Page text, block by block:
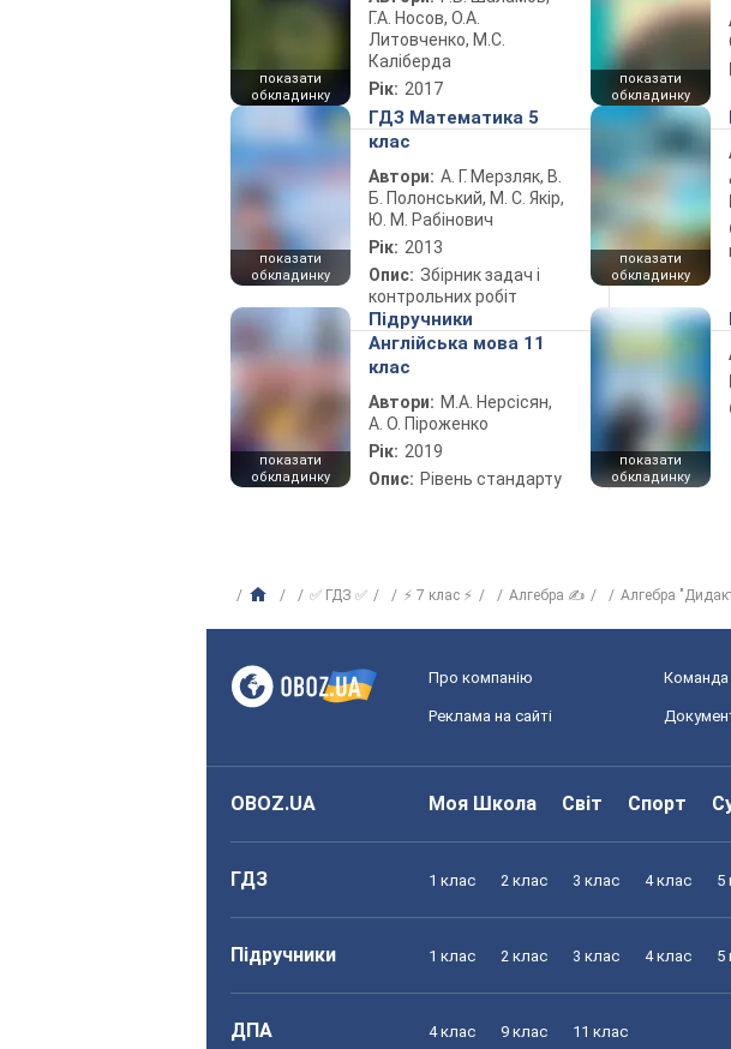
показати
обкладинку
Г.А. Носов, О.А.
Литовченко, М.С.
Каліберда
Рік: 2017
показати
обкладинку
показати
обкладинку
ГДЗ Математика 5
клас
Автори: А. Г. Мерзляк, В.
Б. Полонський, М. С. Якір,
Ю. М. Рабінович
Рік: 2013
Опис: Збірник задач і
контрольних робіт
показати
обкладинку
показати
обкладинку
Підручники
Англійська мова 11
клас
Автори: М.А. Нерсісян,
А. О. Піроженко
Рік: 2019
Опис: Рівень стандарту
показати
обкладинку
✅ ГДЗ ✅ ⚡ 7 клас ⚡ Алгебра ✍ Алгебра
Про компанію Команда
Реклама на сайті
OBOZ.UA Моя Школа Світ Спорт
ГДЗ 1 клас 2 клас 3 клас 4 клас 5
Підручники 1 клас 2 клас 3 клас 4 клас 5
ДПА 4 клас 9 клас 11 клас